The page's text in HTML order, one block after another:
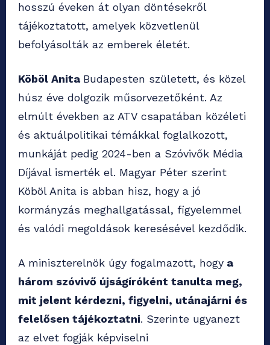
hosszú éveken át olyan döntésekről
tájékoztatott, amelyek közvetlenül
befolyásolták az emberek életét.
Köböl Anita Budapesten született, és közel
húsz éve dolgozik műsorvezetőként. Az
elmúlt években az ATV csapatában közéleti
és aktuálpolitikai témákkal foglalkozott,
munkáját pedig 2024-ben a Szóvivők Média
Díjával ismerték el. Magyar Péter szerint
Köböl Anita is abban hisz, hogy a jó
kormányzás meghallgatással, figyelemmel
és valódi megoldások keresésével kezdődik.
A miniszterelnök úgy fogalmazott, hogy a
három szóvivő újságíróként tanulta meg,
mit jelent kérdezni, figyelni, utánajárni és
felelősen tájékoztatni. Szerinte ugyanezt
az elvet fogják képviselni